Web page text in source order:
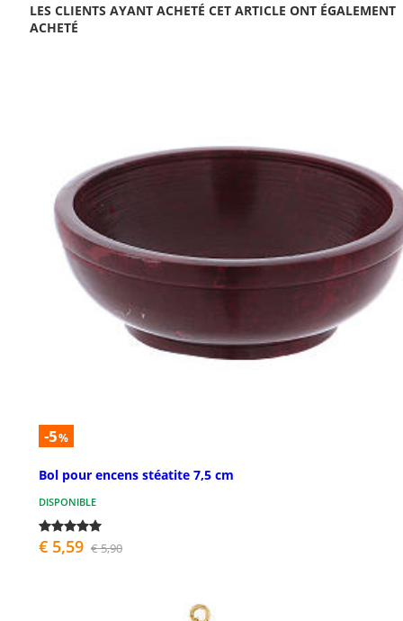
LES CLIENTS AYANT ACHETÉ CET ARTICLE ONT ÉGALEMENT
ACHETÉ
-5%
Bol pour encens stéatite 7,5 cm
DISPONIBLE
€ 5,59 € 5,90